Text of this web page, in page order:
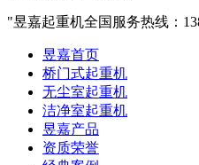
昱嘉起重机全国服务热线：
昱嘉首页
桥门式起重机
无尘室起重机
洁净室起重机
昱嘉产品
资质荣誉